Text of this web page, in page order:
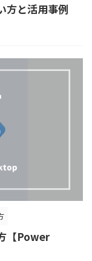
方と活用事例
【Power